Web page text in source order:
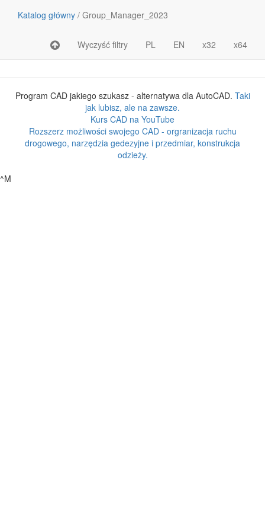
Katalog główny / Group_Manager_2023
Wyczyść filtry PL EN x32 x64
Nazwa pliku lub katalogu
Program CAD jakiego szukasz - alternatywa dla AutoCAD. Taki
jak lubisz, ale na zawsze.
Kurs CAD na YouTube
Rozszerz możliwości swojego CAD - orgranizacja ruchu
drogowego, narzędzia gedezyjne i przedmiar, konstrukcja
odzieży.
^M